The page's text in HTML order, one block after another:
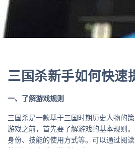
三国杀新手如何快速
一、了解游戏规则
三国杀是一款基于三国时期历史人物的
游戏之前，首先要了解游戏的基本规则
身份、技能的使用方式等。可以通过阅